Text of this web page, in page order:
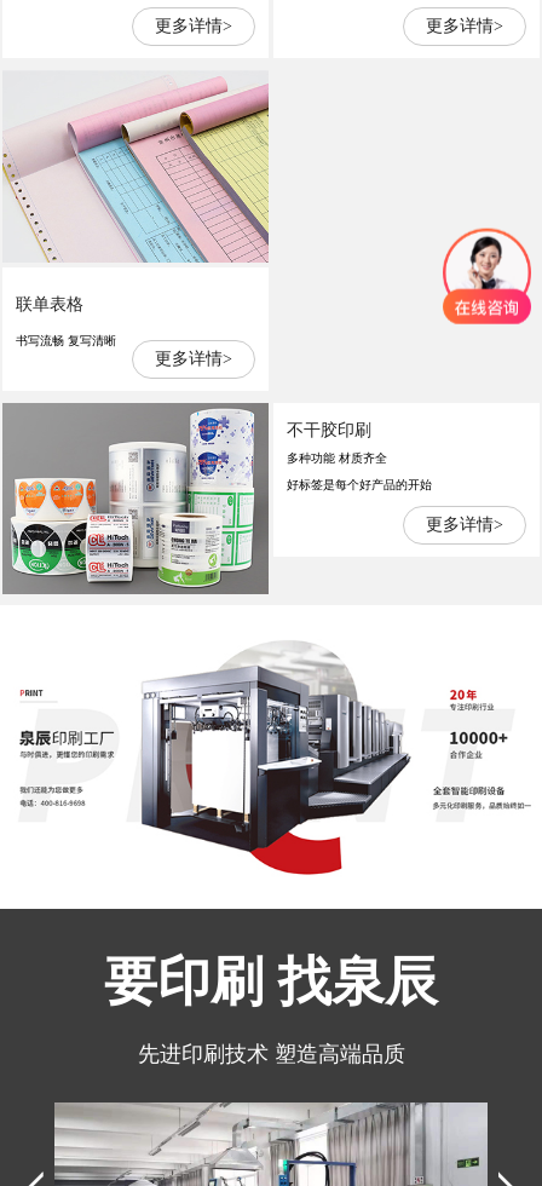
更多详情> 更多详情>
联单表格
书写流畅 复写清晰
更多详情>
不干胶印刷
多种功能 材质齐全
好标签是每个好产品的开始
更多详情>
要印刷 找泉辰
先进印刷技术 塑造高端品质